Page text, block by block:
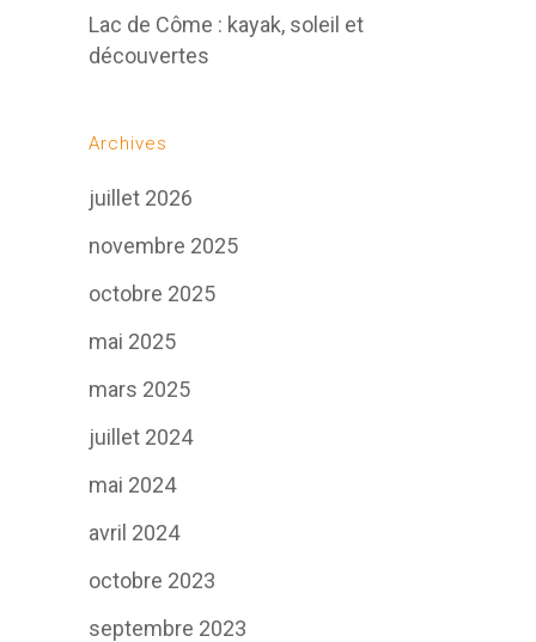
Lac de Côme : kayak, soleil et
découvertes
Archives
juillet 2026
novembre 2025
octobre 2025
mai 2025
mars 2025
juillet 2024
mai 2024
avril 2024
octobre 2023
septembre 2023